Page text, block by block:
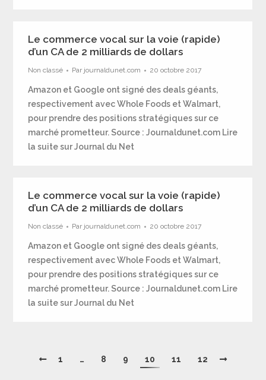
Le commerce vocal sur la voie (rapide)
d’un CA de 2 milliards de dollars
Non classé Par journaldunet.com 20 octobre 2017
Amazon et Google ont signé des deals géants,
respectivement avec Whole Foods et Walmart,
pour prendre des positions stratégiques sur ce
marché prometteur. Source : Journaldunet.com Lire
la suite sur Journal du Net
Le commerce vocal sur la voie (rapide)
d’un CA de 2 milliards de dollars
Non classé Par journaldunet.com 20 octobre 2017
Amazon et Google ont signé des deals géants,
respectivement avec Whole Foods et Walmart,
pour prendre des positions stratégiques sur ce
marché prometteur. Source : Journaldunet.com Lire
la suite sur Journal du Net
1 … 8 9 10 11 12